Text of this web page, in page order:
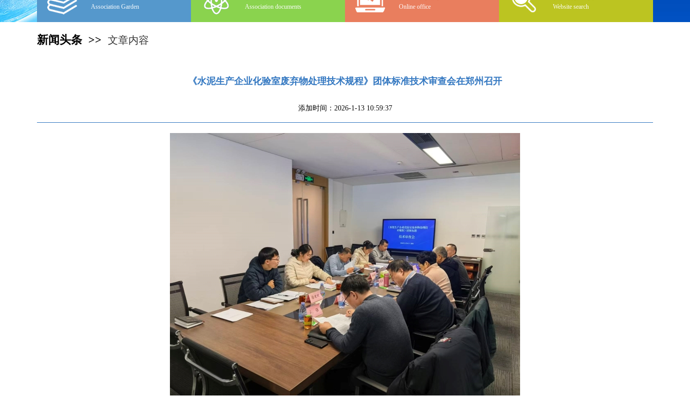
Association Garden Association documents Online office Website search
新闻头条 >> 文章内容
《水泥生产企业化验室废弃物处理技术规程》团体标准技术审查会在郑州召开
添加时间：2026-1-13 10:59:37